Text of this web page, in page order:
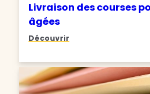
Livraison des courses
âgées
Découvrir